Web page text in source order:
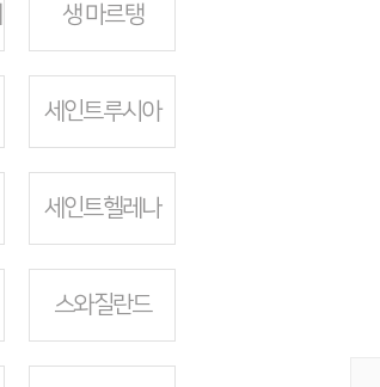
생 마르탱
세인트루시아
세인트헬레나
스와질란드